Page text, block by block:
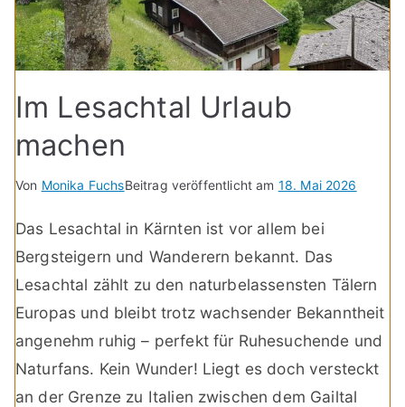
Im Lesachtal Urlaub
machen
Von Monika FuchsBeitrag veröffentlicht am 18. Mai 2026
Das Lesachtal in Kärnten ist vor allem bei
Bergsteigern und Wanderern bekannt. Das
Lesachtal zählt zu den naturbelassensten Tälern
Europas und bleibt trotz wachsender Bekanntheit
angenehm ruhig – perfekt für Ruhesuchende und
Naturfans. Kein Wunder! Liegt es doch versteckt
an der Grenze zu Italien zwischen dem Gailtal